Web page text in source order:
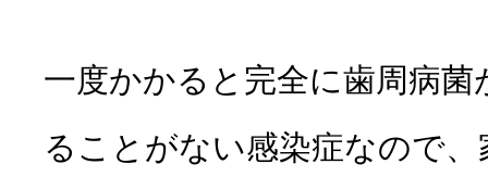
一度かかると完全に歯周病
ることがない感染症なので